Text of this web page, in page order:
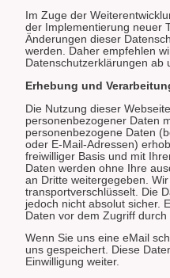
Im Zuge der
der Implementierung neuer
Änderungen dieser
werden. Daher empfehlen
Datenschutzerklärungen ab
Erhebung und
Die Nutzung dieser
personenbezogener Daten
personenbezogene Daten
oder E-Mail-Adressen)
freiwilliger Basis und mit
Daten werden ohne Ihre
an Dritte weitergegeben.
transportverschlüsselt. Die
jedoch nicht absolut sicher.
Daten vor dem Zugriff durch
Wenn Sie uns eine eMail
uns gespeichert. Diese
Einwilligung weiter.